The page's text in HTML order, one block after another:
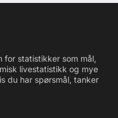
for statistikker som mål,
livestatistikk og mye
du har spørsmål, tanker